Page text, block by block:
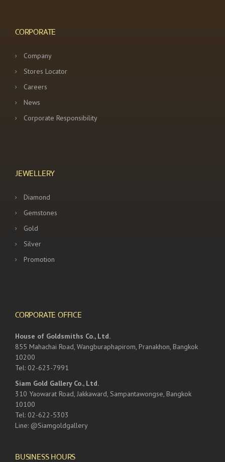
CORPORATE
Company
Stores Locator
Careers
News
Corporate Responsibility
JEWELLERY
Diamond
Gemstones
Gold
Silver
Promotion
CORPORATE OFFICE
House of Goldsmiths Co., Ltd.
855 Mahachai Road, Wangburaphapirom, Pranakhon, Bangkok
10200
Tel: 02-623-7991
Siam Gold Gallery Co., Ltd.
310 Yaowarat Road, Jakkaward, Sampantawongse, Bangkok
10100
Tel: 02-622-5303
Line: @Siamgoldgallery
BUSINESS HOURS